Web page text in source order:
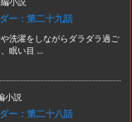
ー：第二十九話
洗濯をしながらダラダラ過ご
眠い目 ...
小説
ー：第二十八話